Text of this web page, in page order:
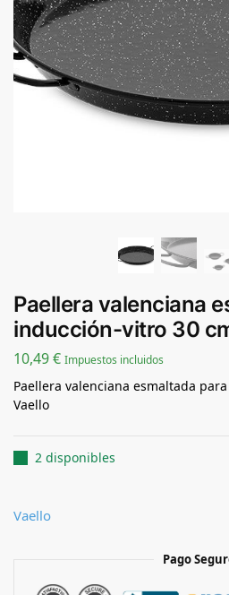
Paellera valenciana
inducción-vitro 30
10,49€ Impuestos incluidos
Paellera valenciana esmaltada
Vaello
2 disponibles
Vaello
Pago